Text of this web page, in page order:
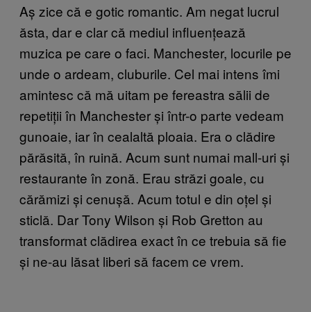
Aș zice că e gotic romantic. Am negat lucrul
ăsta, dar e clar că mediul influențează
muzica pe care o faci. Manchester, locurile pe
unde o ardeam, cluburile. Cel mai intens îmi
amintesc că mă uitam pe fereastra sălii de
repetiții în Manchester și într-o parte vedeam
gunoaie, iar în cealaltă ploaia. Era o clădire
părăsită, în ruină. Acum sunt numai mall-uri și
restaurante în zonă. Erau străzi goale, cu
cărămizi și cenușă. Acum totul e din oțel și
sticlă. Dar Tony Wilson și Rob Gretton au
transformat clădirea exact în ce trebuia să fie
și ne-au lăsat liberi să facem ce vrem.